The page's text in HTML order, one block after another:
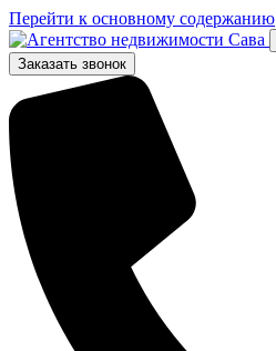
Перейти к основному содержанию
Заказать звонок